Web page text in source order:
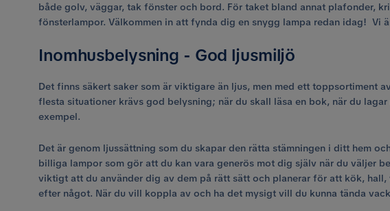
både golv, väggar, tak fönster och bord. För taket bland annat plafonder,
fönsterlampor. Välkommen in att fynda dig en snygg lampa redan idag!
Inomhusbelysning - God ljusmiljö
Det finns säkert saker som är viktigare än ljus, men med ett toppsortiment
flesta situationer krävs god belysning; när du skall läsa en bok, när du
exempel.
Det är genom ljussättning som du skapar den rätta stämningen i ditt hem
billiga lampor som gör att du kan vara generös mot dig själv när du väljer
viktigt att du använder dig av dem på rätt sätt och planerar för att kök,
efter något. När du vill koppla av och ha det mysigt vill du kunna tända